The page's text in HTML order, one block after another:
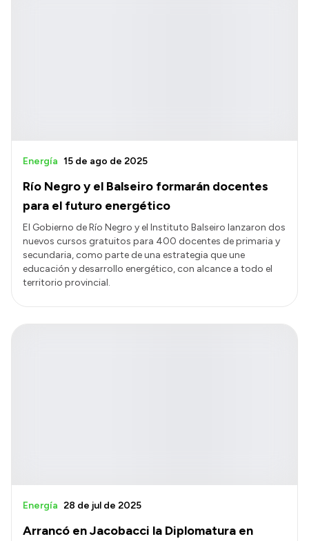
Río Negro y el Balseiro formarán docentes
para el futuro energético
Energía 15 de ago de 2025
El Gobierno de Río Negro y el Instituto Balseiro lanzaron dos
nuevos cursos gratuitos para 400 docentes de primaria y
secundaria, como parte de una estrategia que une
educación y desarrollo energético, con alcance a todo el
territorio provincial.
Arrancó en Jacobacci la Diplomatura en
Energía 28 de jul de 2025